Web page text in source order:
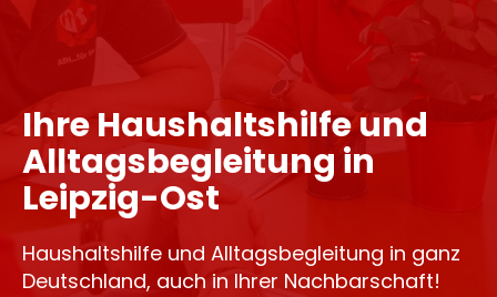
Ihre Haushaltshilfe und
Alltagsbegleitung in
Leipzig-Ost
Haushaltshilfe und Alltagsbegleitung in ganz
Deutschland, auch in Ihrer Nachbarschaft!